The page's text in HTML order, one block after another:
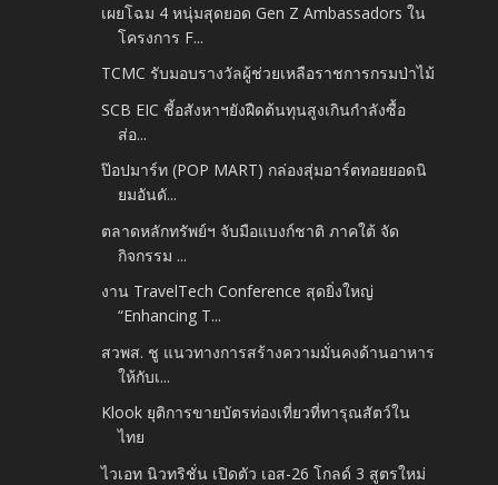
เผยโฉม 4 หนุ่มสุดยอด Gen Z Ambassadors ใน
โครงการ F...
TCMC รับมอบรางวัลผู้ช่วยเหลือราชการกรมป่าไม้
SCB EIC ชี้อสังหาฯยังฝืดต้นทุนสูงเกินกำลังซื้อ
ส่อ...
ป๊อปมาร์ท (POP MART) กล่องสุ่มอาร์ตทอยยอดนิ
ยมอันดั...
ตลาดหลักทรัพย์ฯ จับมือแบงก์ชาติ ภาคใต้ จัด
กิจกรรม ...
งาน TravelTech Conference สุดยิ่งใหญ่
“Enhancing T...
สวพส. ชู แนวทางการสร้างความมั่นคงด้านอาหาร
ให้กับเ...
Klook ยุติการขายบัตรท่องเที่ยวที่ทารุณสัตว์ใน
ไทย
ไวเอท นิวทริชั่น เปิดตัว เอส-26 โกลด์ 3 สูตรใหม่